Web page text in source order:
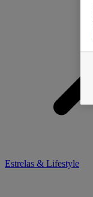
Estrelas & Lifestyle